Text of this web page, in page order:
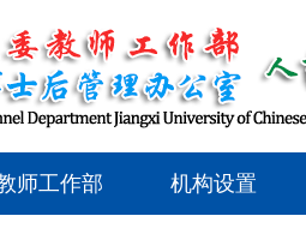
师工作部 机构设置